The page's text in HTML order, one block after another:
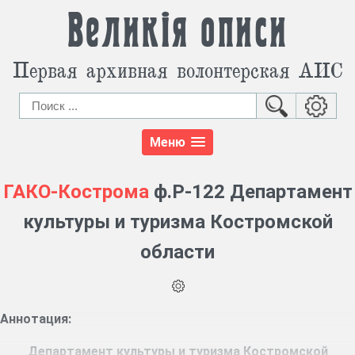
Великія описи
Первая архивная волонтерская АИС
Меню
ГАКО-Костромаф.Р-122 Департамент
культуры и туризма Костромской
области
Аннотация:
Департамент культуры и туризма Костромской